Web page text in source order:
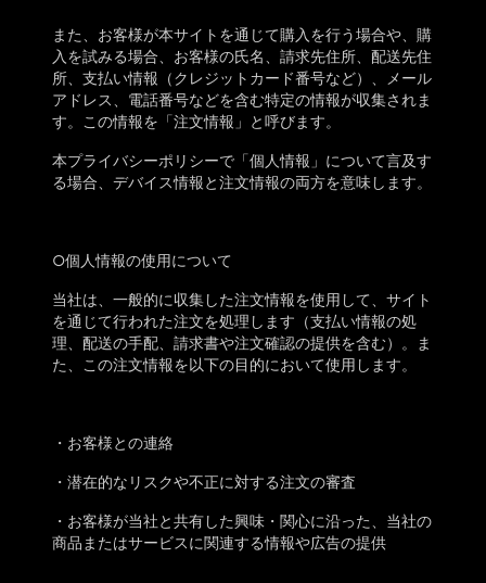
また、お客様が本サイトを通じて購入を行う場合や、購
入を試みる場合、お客様の氏名、請求先住所、配送先住
所、支払い情報（クレジットカード番号など）、メール
アドレス、電話番号などを含む特定の情報が収集されま
す。この情報を「注文情報」と呼びます。
本プライバシーポリシーで「個人情報」について言及す
る場合、デバイス情報と注文情報の両方を意味します。
○個人情報の使用について
当社は、一般的に収集した注文情報を使用して、サイト
を通じて行われた注文を処理します（支払い情報の処
理、配送の手配、請求書や注文確認の提供を含む）。ま
た、この注文情報を以下の目的において使用します。
・ お客様との連絡
・ 潜在的なリスクや不正に対する注文の審査
・ お客様が当社と共有した興味・関心に沿った
、当社の
商品またはサービスに関連する情報や広告の提供